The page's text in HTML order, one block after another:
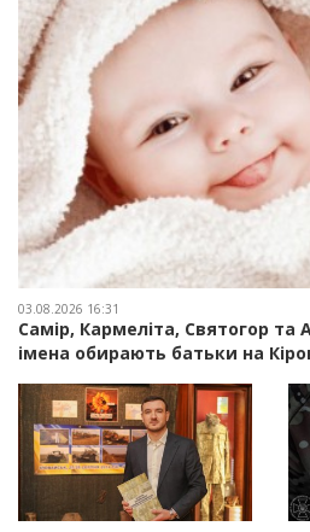
03.08.2026 16:31
Самір, Кармеліта, Святогор та
імена обирають батьки на